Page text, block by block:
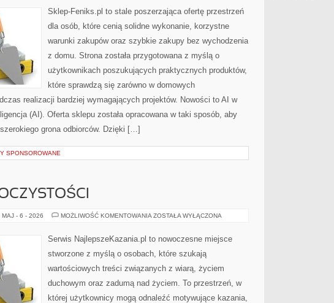
Sklep-Feniks.pl to stale poszerzająca ofertę przestrzeń
dla osób, które cenią solidne wykonanie, korzystne
warunki zakupów oraz szybkie zakupy bez wychodzenia
z domu. Strona została przygotowana z myślą o
użytkownikach poszukujących praktycznych produktów,
które sprawdzą się zarówno w domowych
realizacji bardziej wymagających projektów. Nowości to AI w
(AI). Oferta sklepu została opracowana w taki sposób, aby
grona odbiorców. Dzięki […]
SPONSOROWANE
MAJ - 6 - 2026 MOŻLIWOŚĆ KOMENTOWANIA ŚWIĘTA
ZOSTAŁA WYŁĄCZONA
Serwis NajlepszeKazania.pl to nowoczesne miejsce
stworzone z myślą o osobach, które szukają
wartościowych treści związanych z wiarą, życiem
duchowym oraz zadumą nad życiem. To przestrzeń, w
której użytkownicy mogą odnaleźć motywujące kazania,